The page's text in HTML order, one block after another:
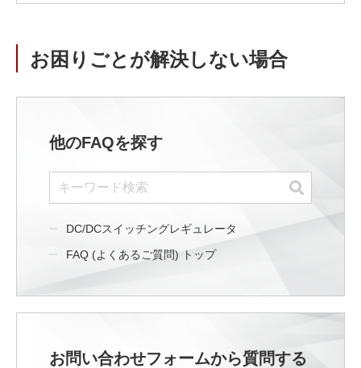
お困りごとが解決しない場合
他のFAQを探す
DC/DCスイッチングレギュレータ
FAQ (よくあるご質問) トップ
お問い合わせフォームから質問する